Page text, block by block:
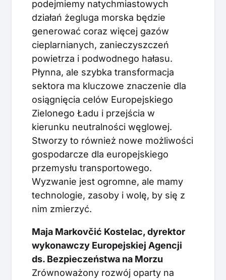
podejmiemy natychmiastowych
działań żegluga morska będzie
generować coraz więcej gazów
cieplarnianych, zanieczyszczeń
powietrza i podwodnego hałasu.
Płynna, ale szybka transformacja
sektora ma kluczowe znaczenie dla
osiągnięcia celów Europejskiego
Zielonego Ładu i przejścia w
kierunku neutralności węglowej.
Stworzy to również nowe możliwości
gospodarcze dla europejskiego
przemysłu transportowego.
Wyzwanie jest ogromne, ale mamy
technologie, zasoby i wolę, by się z
nim zmierzyć.
Maja Markovčić Kostelac, dyrektor
wykonawczy Europejskiej Agencji
ds. Bezpieczeństwa na Morzu
Zrównoważony rozwój oparty na